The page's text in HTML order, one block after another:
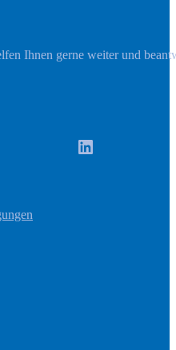
Ihnen gerne weiter und
LinkedIn